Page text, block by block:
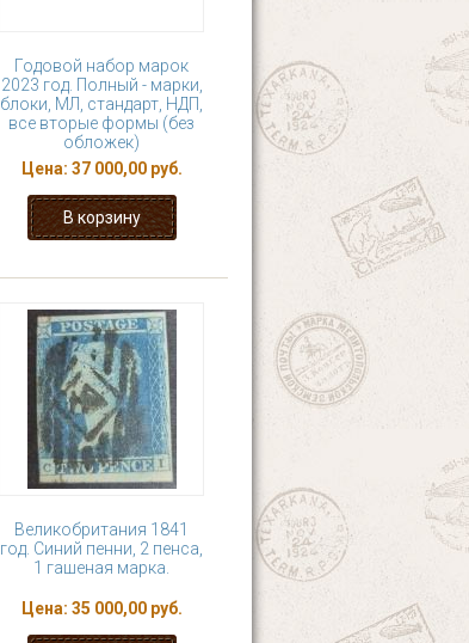
Годовой набор марок
2023 год. Полный - марки,
блоки, МЛ, стандарт, НДП,
все вторые формы (без
обложек)
Цена: 37 000,00 руб.
Великобритания 1841
год. Синий пенни, 2 пенса,
1 гашеная марка.
Цена: 35 000,00 руб.